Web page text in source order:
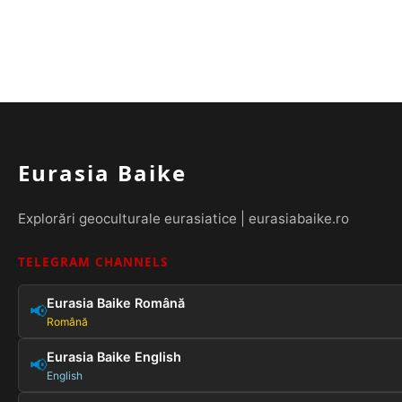
Eurasia Baike
Explorări geoculturale eurasiatice | eurasiabaike.ro
TELEGRAM CHANNELS
📢Eurasia Baike Română
Română
📢Eurasia Baike English
English